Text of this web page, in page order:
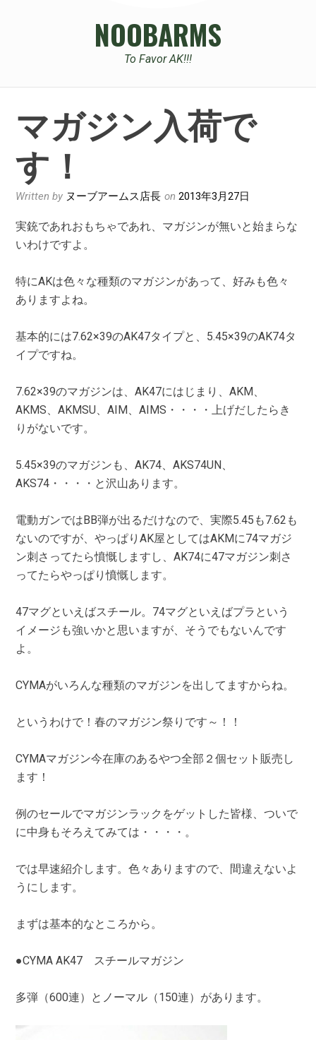
NOOBARMS
To Favor AK!!!
マガジン入荷で
す！
Written by ヌーブアームス店長 on2013年3月27日
実銃であれおもちゃであれ、マガジンが無いと始まらな
いわけですよ。
特にAKは色々な種類のマガジンがあって、好みも色々
ありますよね。
基本的には7.62×39のAK47タイプと、5.45×39のAK74タ
イプですね。
7.62×39のマガジンは、AK47にはじまり、AKM、
AKMS、AKMSU、AIM、AIMS・・・・上げだしたらき
りがないです。
5.45×39のマガジンも、AK74、AKS74UN、
AKS74・・・・と沢山あります。
電動ガンではBB弾が出るだけなので、実際5.45も7.62も
ないのですが、やっぱりAK屋としてはAKMに74マガジ
ン刺さってたら憤慨しますし、AK74に47マガジン刺さ
ってたらやっぱり憤慨します。
47マグといえばスチール。74マグといえばプラという
イメージも強いかと思いますが、そうでもないんです
よ。
CYMAがいろんな種類のマガジンを出してますからね。
というわけで！春のマガジン祭りです～！！
CYMAマガジン今在庫のあるやつ全部２個セット販売し
ます！
例のセールでマガジンラックをゲットした皆様、ついで
に中身もそろえてみては・・・・。
では早速紹介します。色々ありますので、間違えないよ
うにします。
まずは基本的なところから。
●CYMA AK47 スチールマガジン
多弾（600連）とノーマル（150連）があります。